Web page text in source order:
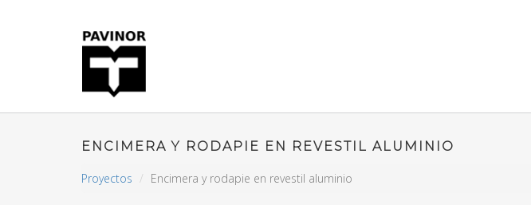
ENCIMERA Y RODAPIE EN REVESTIL ALUMINIO
Proyectos Encimera y rodapie en revestil aluminio